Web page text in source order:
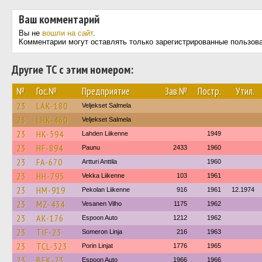
Ваш комментарий
Вы не вошли на сайт.
Комментарии могут оставлять только зарегистрированные
Другие ТС с этим номером:
№ Гос.№ Предприятие Зав.№ Постр. Утил.
23 LAK-180 Veljekset Salmela
23 LHK-460 Veljekset Salmela
23 HK-594 Lahden Liikenne 1949
23 HF-894 Paunu 2433 1960
23 FA-670 Artturi Anttila 1960
23 HH-795 Vekka Liikenne 103 1961
23 HM-919 Pekolan Liikenne 916 1961 12.1974
23 MZ-434 Vesanen Vilho 1175 1962
23 AK-176 Espoon Auto 1212 1962
23 TIF-23 Someron Linja 216 1963
23 TCL-323 Porin Linjat 1776 1965
Espoon Auto 1966 1966